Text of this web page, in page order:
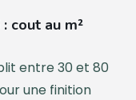
cout au m²
entre 30 et 80
une finition